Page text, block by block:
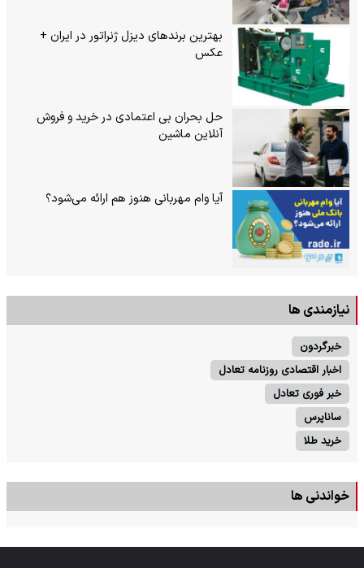
بهترین برندهای دیزل ژنراتور در ایران +
عکس
حل بحران بی‌ اعتمادی در خرید و فروش
آنلاین ماشین
آیا وام مهربانی هنوز هم ارائه می‌شود؟
نیازمندی ها
خبرگردون
اخبار اقتصادی روزنامه تعادل
خبر فوری تعادل
ساناپرس
خرید طلا
خواندنی ها